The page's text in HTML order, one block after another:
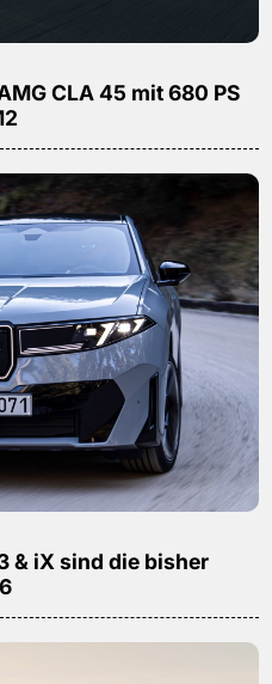
CLA 45 mit 680 PS
& iX sind die bisher